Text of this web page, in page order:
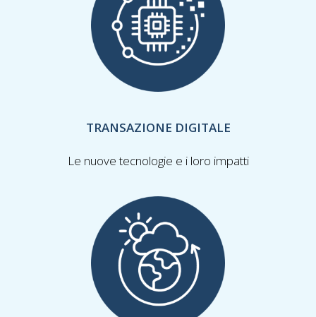
TRANSAZIONE DIGITALE
Le nuove tecnologie e i loro impatti